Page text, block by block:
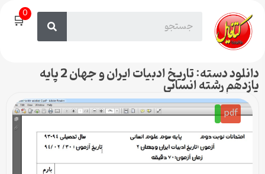
🛒0
دانلود دسته: تاریخ ادبیات ایران و جهان 2 پایه
یازدهم رشته انسانی
pdf